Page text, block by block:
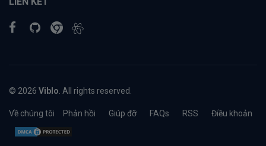
© 2026 Viblo . All rights reserved.
Về chúng tôi Phản hồi Giúp đỡ FAQs RSS Điều khoản